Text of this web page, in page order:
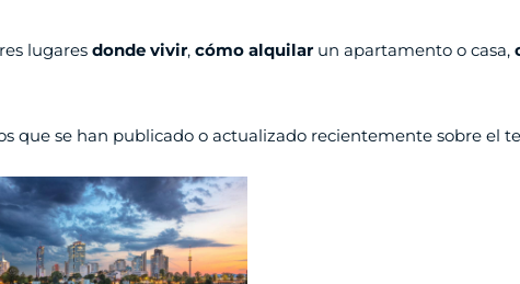
lugares donde vivir, cómo alquilarun apartamento o casa,
que se han publicado o actualizado recientemente sobre el